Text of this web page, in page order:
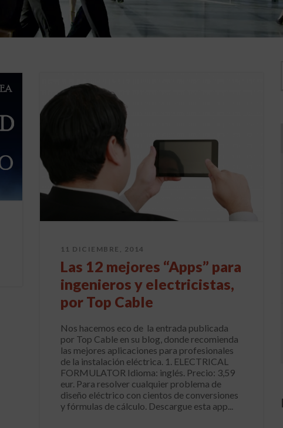
11 DICIEMBRE, 2014
Las 12 mejores “Apps” para
ingenieros y electricistas,
por Top Cable
Nos hacemos eco de la entrada publicada
por Top Cable en su blog, donde recomienda
las mejores aplicaciones para profesionales
de la instalación eléctrica. 1. ELECTRICAL
FORMULATOR Idioma: inglés. Precio: 3,59
eur. Para resolver cualquier problema de
diseño eléctrico con cientos de conversiones
y fórmulas de cálculo. Descargue esta app...